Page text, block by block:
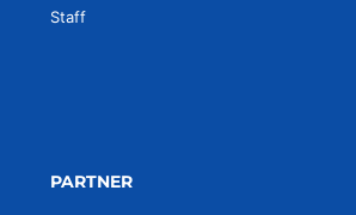
Staff
PARTNER